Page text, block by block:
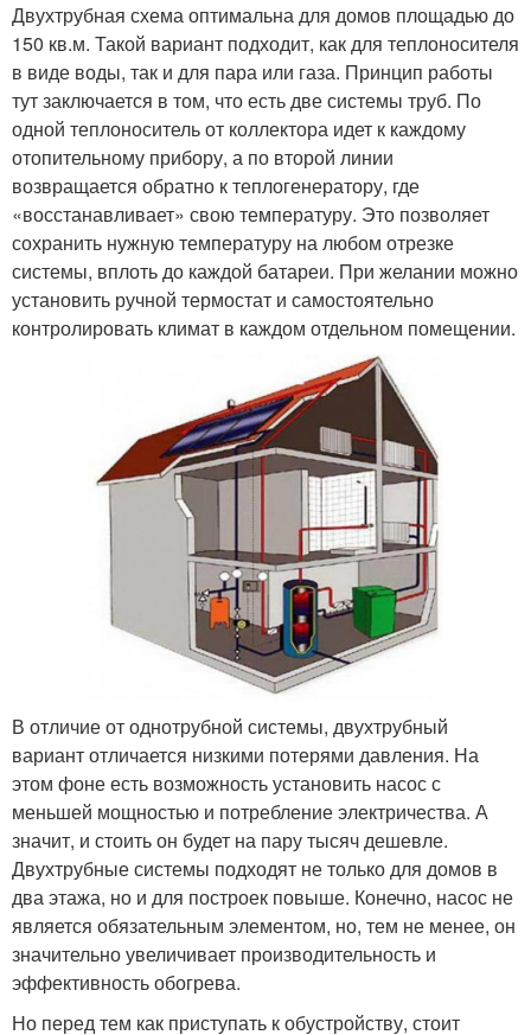
Двухтрубная схема оптимальна для домов площадью до
150 кв.м. Такой вариант подходит, как для теплоносителя
в виде воды, так и для пара или газа. Принцип работы
тут заключается в том, что есть две системы труб. По
одной теплоноситель от коллектора идет к каждому
отопительному прибору, а по второй линии
возвращается обратно к теплогенератору, где
«восстанавливает» свою температуру. Это позволяет
сохранить нужную температуру на любом отрезке
системы, вплоть до каждой батареи. При желании можно
установить ручной термостат и самостоятельно
контролировать климат в каждом отдельном помещении.
В отличие от однотрубной системы, двухтрубный
вариант отличается низкими потерями давления. На
этом фоне есть возможность установить насос с
меньшей мощностью и потребление электричества. А
значит, и стоить он будет на пару тысяч дешевле.
Двухтрубные системы подходят не только для домов в
два этажа, но и для построек повыше. Конечно, насос не
является обязательным элементом, но, тем не менее, он
значительно увеличивает производительность и
эффективность обогрева.
Но перед тем как приступать к обустройству, стоит